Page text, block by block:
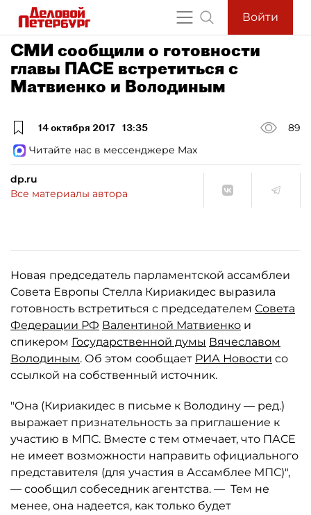
Войти
СМИ сообщили о готовности
главы ПАСЕ встретиться с
Матвиенко и Володиным
14 октября 2017 13:35
89
Читайте нас в мессенджере Max
dp.ru
Все материалы автора
Новая председатель парламентской ассамблеи
Совета Европы Стелла Кириакидес выразила
готовность встретиться с председателем Совета
Федерации РФ Валентиной Матвиенко и
спикером Государственной думы Вячеславом
Володиным. Об этом сообщает РИА Новости со
ссылкой на собственный источник.
"Она (Кириакидес в письме к Володину — ред.)
выражает признательность за приглашение к
участию в МПС. Вместе с тем отмечает, что ПАСЕ
не имеет возможности направить официального
представителя (для участия в Ассамблее МПС)",
— сообщил собеседник агентства. — Тем не
менее, она надеется, как только будет